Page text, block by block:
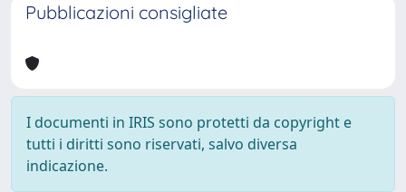
Pubblicazioni consigliate
I documenti in IRIS sono protetti da copyright e
tutti i diritti sono riservati, salvo diversa
indicazione.